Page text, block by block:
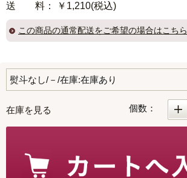
送 料 ： ￥1,210(税込)
この商品の通常配送をご希望の場合はこちら
在庫を見る 個数：